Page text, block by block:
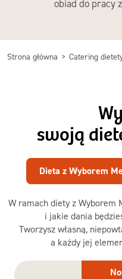
obiad do pracy
Strona główna Catering
swoją
W ramach diety z Wyborem
i jakie dania
Tworzysz własną,
a każdy jej
Dieta z Wyborem
Dieta